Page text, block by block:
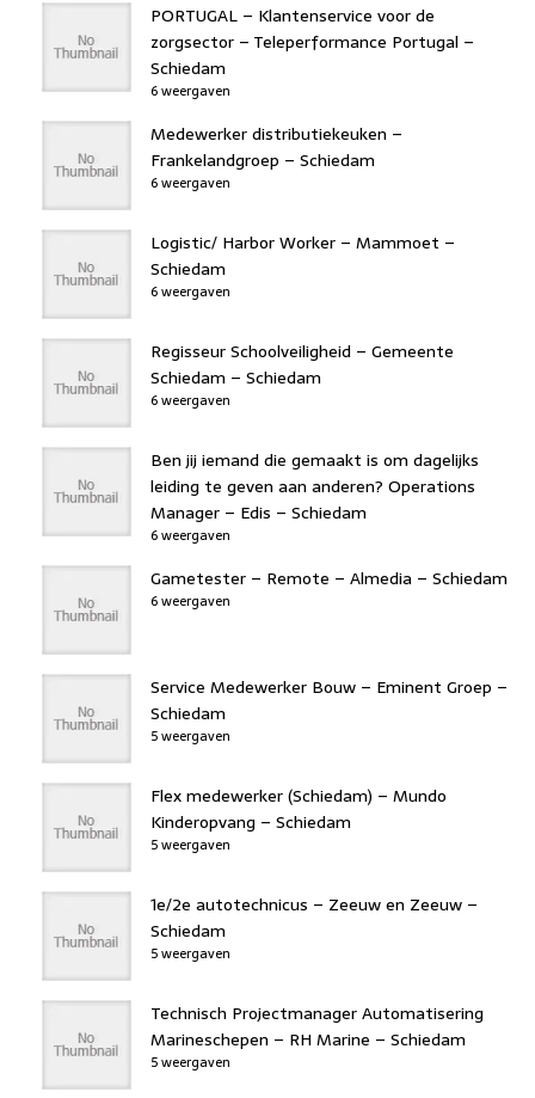
PORTUGAL – Klantenservice voor de
zorgsector – Teleperformance Portugal –
Schiedam
6 weergaven
Medewerker distributiekeuken –
Frankelandgroep – Schiedam
6 weergaven
Logistic/ Harbor Worker – Mammoet –
Schiedam
6 weergaven
Regisseur Schoolveiligheid – Gemeente
Schiedam – Schiedam
6 weergaven
Ben jij iemand die gemaakt is om dagelijks
leiding te geven aan anderen? Operations
Manager – Edis – Schiedam
6 weergaven
Gametester – Remote – Almedia – Schiedam
6 weergaven
Service Medewerker Bouw – Eminent Groep –
Schiedam
5 weergaven
Flex medewerker (Schiedam) – Mundo
Kinderopvang – Schiedam
5 weergaven
1e/2e autotechnicus – Zeeuw en Zeeuw –
Schiedam
5 weergaven
Technisch Projectmanager Automatisering
Marineschepen – RH Marine – Schiedam
5 weergaven